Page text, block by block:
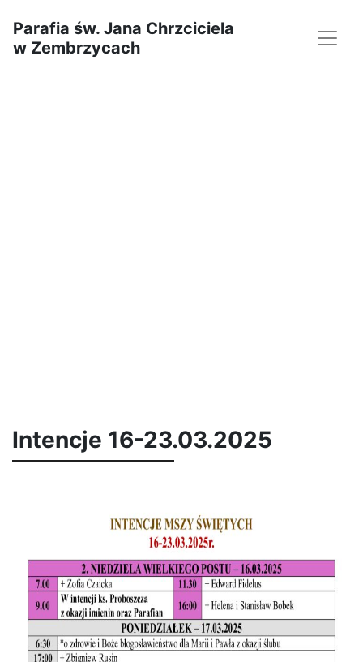
Parafia św. Jana Chrzciciela
w Zembrzycach
Intencje 16-23.03.2025